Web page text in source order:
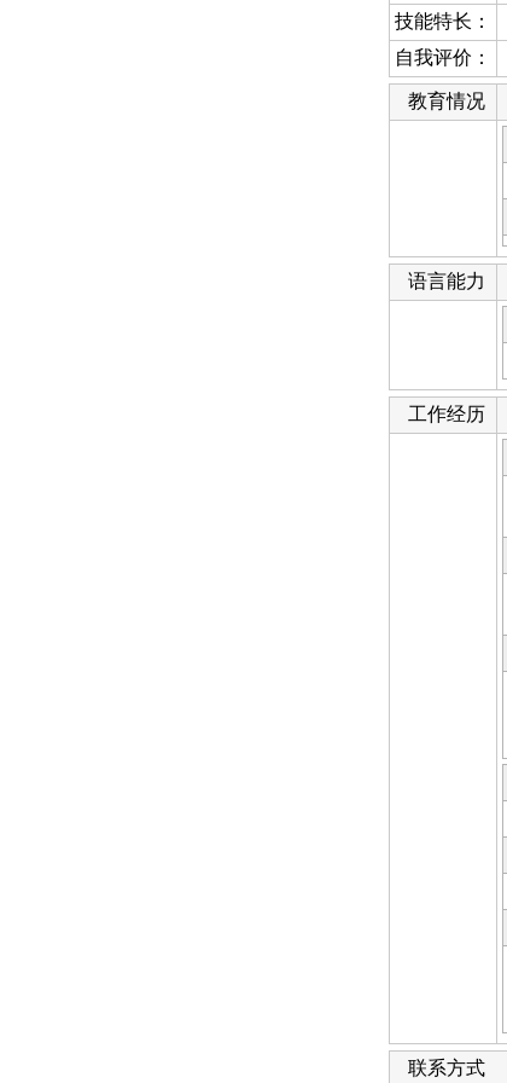
技能特长：
自我评价：
教育情况
语言能力
工作经历
联系方式